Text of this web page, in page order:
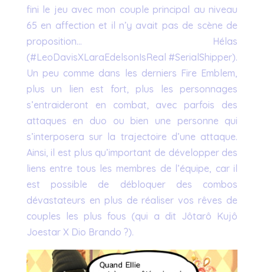
fini le jeu avec mon couple principal au niveau
65 en affection et il n’y avait pas de scène de
proposition… Hélas
(#LeoDavisXLaraEdelsonIsReal #SerialShipper).
Un peu comme dans les derniers Fire Emblem,
plus un lien est fort, plus les personnages
s’entraideront en combat, avec parfois des
attaques en duo ou bien une personne qui
s’interposera sur la trajectoire d’une attaque.
Ainsi, il est plus qu’important de développer des
liens entre tous les membres de l’équipe, car il
est possible de débloquer des combos
dévastateurs en plus de réaliser vos rêves de
couples les plus fous (qui a dit Jôtarô Kujô
Joestar X Dio Brando ?).